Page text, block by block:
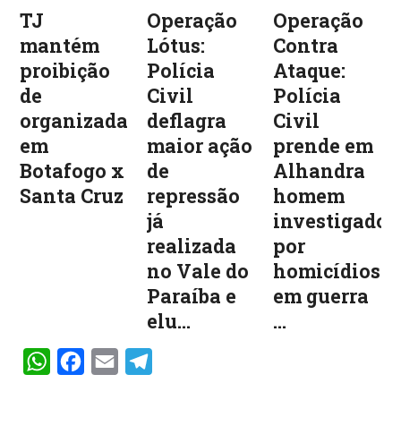
TJ
mantém
proibição
de
organizadas
em
Botafogo x
Santa Cruz
Operação
Lótus:
Polícia
Civil
deflagra
maior ação
de
repressão
já
realizada
no Vale do
Paraíba e
elu...
Operação
Contra
Ataque:
Polícia
Civil
prende em
Alhandra
homem
investigado
por
homicídios
em guerra
...
WhatsAppFacebook
Email